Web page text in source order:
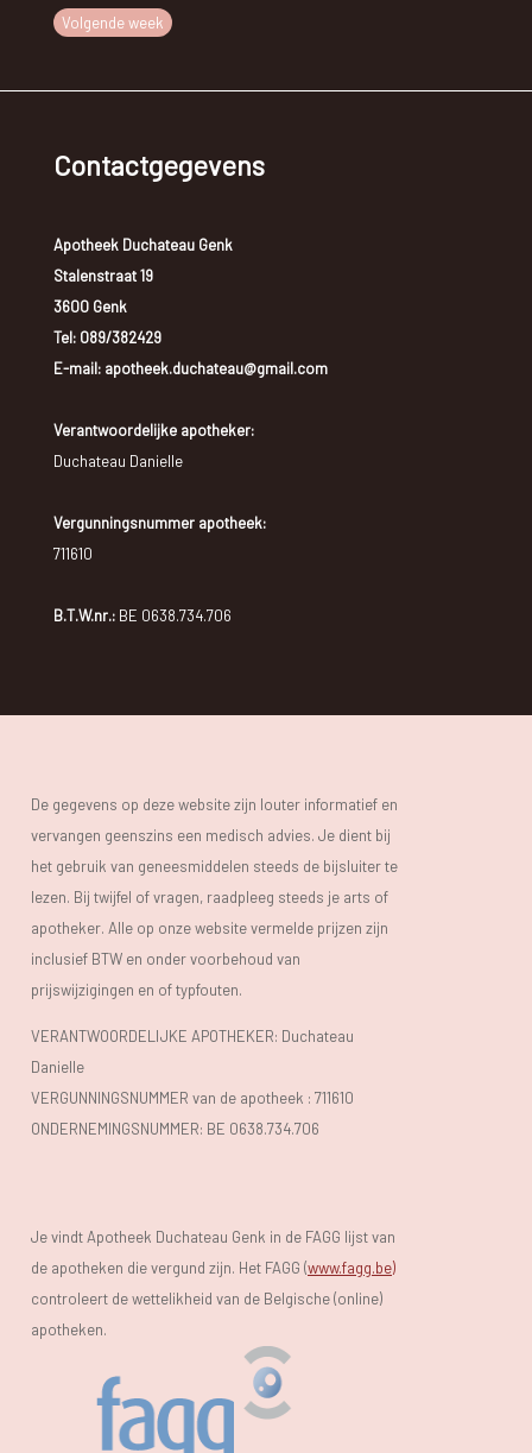
Volgende week
Contactgegevens
Apotheek Duchateau Genk
Stalenstraat 19
3600 Genk
Tel: 089/382429
E-mail: apotheek.duchateau@gmail.com
Verantwoordelijke apotheker:
Duchateau Danielle
Vergunningsnummer apotheek:
711610
B.T.W.nr.:BE 0638.734.706
De gegevens op deze website zijn louter informatief en
vervangen geenszins een medisch advies. Je dient bij
het gebruik van geneesmiddelen steeds de bijsluiter te
lezen. Bij twijfel of vragen, raadpleeg steeds je arts of
apotheker. Alle op onze website vermelde prijzen zijn
inclusief BTW en onder voorbehoud van
prijswijzigingen en of typfouten.
VERANTWOORDELIJKE APOTHEKER: Duchateau
Danielle
VERGUNNINGSNUMMER van de apotheek : 711610
ONDERNEMINGSNUMMER: BE 0638.734.706
Je vindt Apotheek Duchateau Genk in de FAGG lijst van
de apotheken die vergund zijn. Het FAGG (www.fagg.be)
controleert de wettelikheid van de Belgische (online)
apotheken.